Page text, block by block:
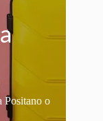
Positano o